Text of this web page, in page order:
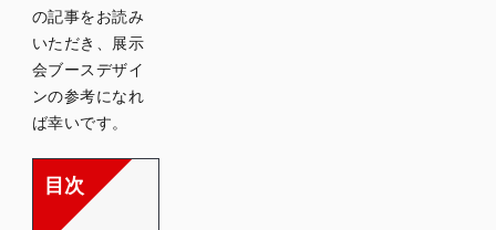
の記事をお読み
いただき、展示
会ブースデザイ
ンの参考になれ
ば幸いです。
目次